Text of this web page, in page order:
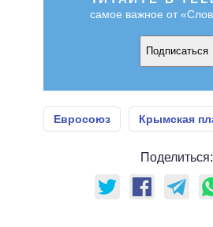
самое важное от
Подписаться
Евросоюз Крымская
Поделиться: